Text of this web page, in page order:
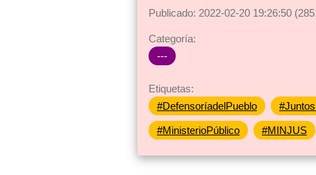
Publicado: 2022-02-20 19:26:50
Categoría:
---
Etiquetas:
#DefensoríadelPueblo
#MinisterioPúblico #MINJUS